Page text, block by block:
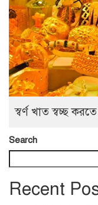
স্বর্ণ খাত স্বচ্ছ
Search
Recent